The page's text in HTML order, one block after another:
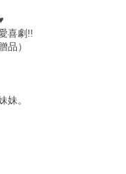
喜劇!!
品）
妹。